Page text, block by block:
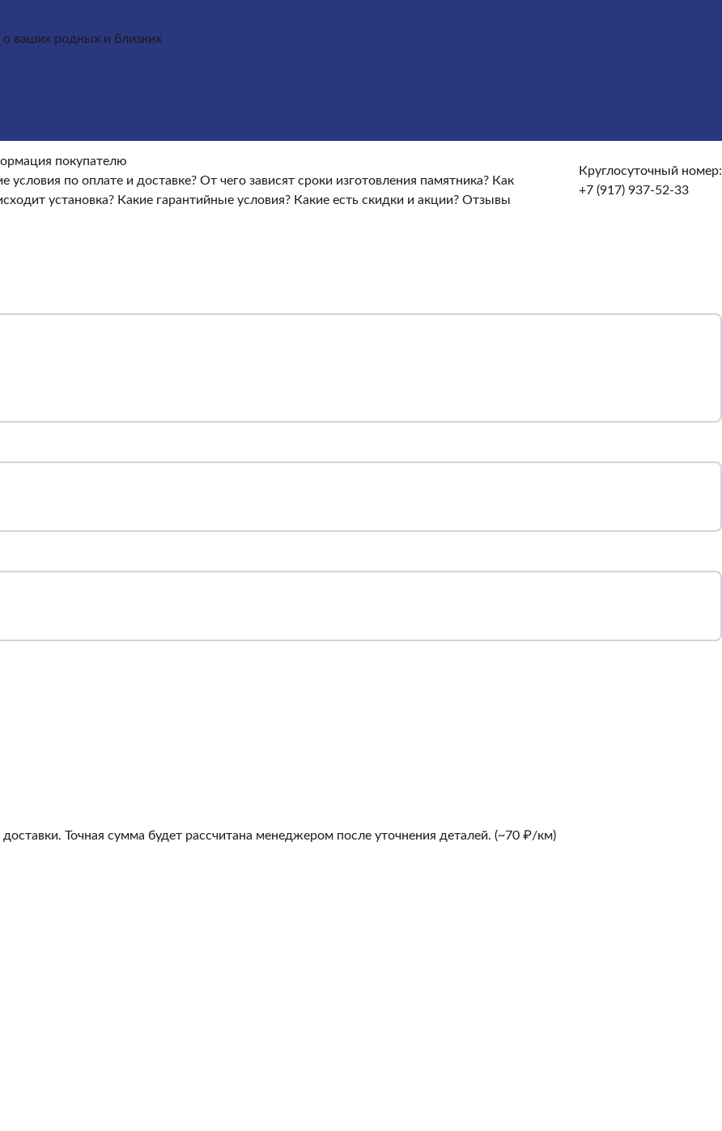
гранитных памятников
изготовления памятника?
о ваших родных и близких
покупателю
условия по оплате и доставке?От чего зависят сроки изготовления памятника? Как
установка? Какие гарантийные условия? Какие есть скидки и акции?Отзывы
Круглосуточный номер:
+7 (917) 937-52-33
Точная сумма будет рассчитана менеджером после уточнения деталей. (~70 ₽/км)